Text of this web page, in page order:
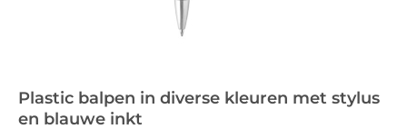
Plastic balpen in diverse kleuren met stylus
en blauwe inkt